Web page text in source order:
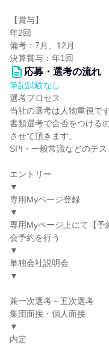
【賞与】
年2回
備考：7月、12月
決算賞与：年1回
応募・選考の流れ
筆記試験なし
選考プロセス
当社の選考は人物重視です
書類選考で合否をつける
させて頂きます。
SPI・一般常識などのテス
エントリー
▼
専用Myページ登録
▼
専用Myページ上にて【予
会予約を行う
▼
単独会社説明会
▼
兼一次選考～五次選考
集団面接・個人面接
▼
内定